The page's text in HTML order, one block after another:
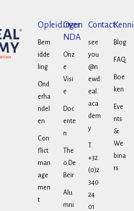
Opleidingen
Bem
idde
ling
Ond
erha
ndel
en
Con
flict
man
age
men
t
Over
NDA
Onz
e
Visi
e
Doc
ente
n
The
o De
Beir
Alu
mni
Contact
see
you
@n
ewd
eal.
aca
dem
y
T.
+32
(0)2
340
24
01
Blog
FAQ
Boe
ken
Eve
nts
&
We
bina
rs